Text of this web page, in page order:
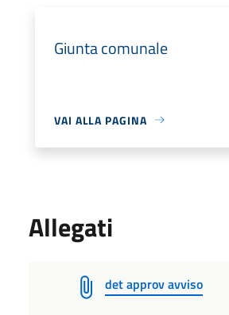
Giunta comunale
VAI ALLA PAGINA
Allegati
det approv avviso